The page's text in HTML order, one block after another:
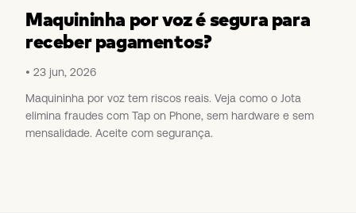
Maquininha por voz é segura para
receber pagamentos?
23 jun, 2026
Maquininha por voz tem riscos reais. Veja como o Jota
elimina fraudes com Tap on Phone, sem hardware e sem
mensalidade. Aceite com segurança.